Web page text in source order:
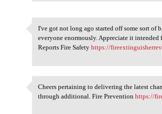
I've got not long ago started
I've got not long ago started off some sort of
everyone enormously. Appreciate it
Reports Fire Safetyhttps://
Cheers pertaining to
Cheers pertaining to delivering the latest
through additional. Fire Preventionhttps://